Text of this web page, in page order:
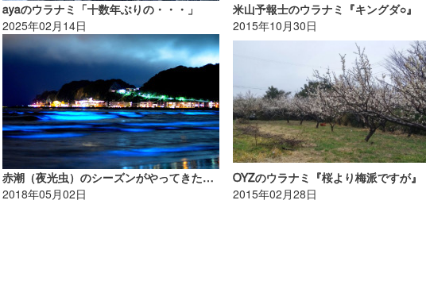
ayaのウラナミ「十数年ぶりの・・・」
2025年02月14日
米山予報士のウラナミ『キングダ○』
2015年10月30日
赤潮（夜光虫）のシーズンがやってきた！｜MINのウラナミVol.317
2018年05月02日
OYZのウラナミ『桜より梅派ですが』
2015年02月28日